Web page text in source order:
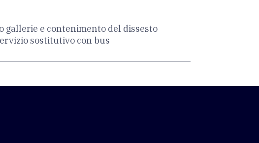
gallerie e contenimento del dissesto
sostitutivo con bus